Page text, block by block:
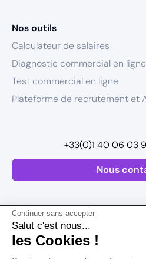
Continuer sans accepter
Salut c'est nous...
les Cookies !
Nos outils
Calculateur de salaires
Diagnostic commercial en ligne
Test commercial en ligne
Plateforme de recrutement et
Nous
+33(0)1 40 06 03